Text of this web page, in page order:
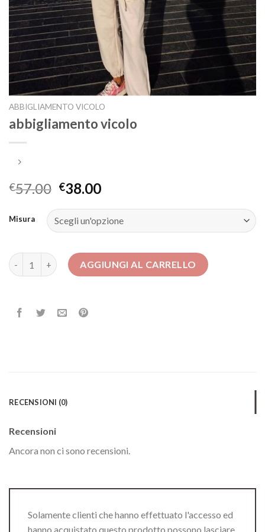
ABBIGLIAMENTO VICOLO
abbigliamento vicolo
€57.00 €38.00
Misura
abbigliamento vicolo quantitàAGGIUNGI AL CARRELLO
RECENSIONI (0)
Recensioni
Ancora non ci sono recensioni.
Solamente clienti che hanno effettuato l'accesso ed
hanno acquistato questo prodotto possono lasciare